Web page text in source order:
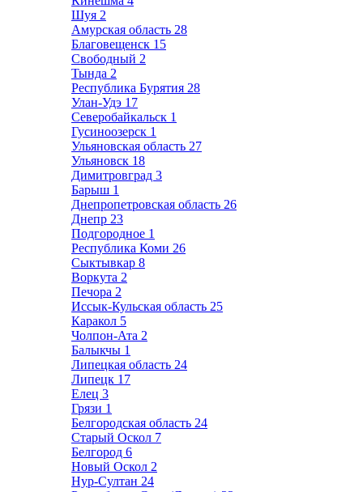
Шуя 2
Амурская область 28
Благовещенск 15
Свободный 2
Тында 2
Республика Бурятия 28
Улан-Удэ 17
Северобайкальск 1
Гусиноозерск 1
Ульяновская область 27
Ульяновск 18
Димитровград 3
Барыш 1
Днепропетровская область 26
Днепр 23
Подгородное 1
Республика Коми 26
Сыктывкар 8
Воркута 2
Печора 2
Иссык-Кульская область 25
Каракол 5
Чолпон-Ата 2
Балыкчы 1
Липецкая область 24
Липецк 17
Елец 3
Грязи 1
Белгородская область 24
Старый Оскол 7
Белгород 6
Новый Оскол 2
Нур-Султан 24